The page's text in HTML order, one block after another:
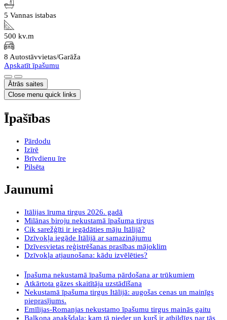
5 Vannas istabas
500 kv.m
8 Autostāvvietas/Garāža
Apskatīt īpašumu
Ātrās saites
Close menu quick links
Īpašības
Pārdodu
Izīrē
Brīvdienu īre
Pilsēta
Jaunumi
Itālijas īruma tirgus 2026. gadā
Milānas biroju nekustamā īpašuma tirgus
Cik sarežģīti ir iegādāties māju Itālijā?
Dzīvokļa iegāde Itālijā ar samazinājumu
Dzīvesvietas reģistrēšanas prasības mājoklim
Dzīvokļa atjaunošana: kādu izvēlēties?
Īpašuma nekustamā īpašuma pārdošana ar trūkumiem
Atkārtota gāzes skaitītāja uzstādīšana
Nekustamā īpašuma tirgus Itālijā: augošas cenas un mainīgs
pieprasījums.
Emīlijas-Romanjas nekustamo īpašumu tirgus mainās gaitu
Balkona apakšdaļa: kam tā pieder un kurš ir atbildīgs par tās